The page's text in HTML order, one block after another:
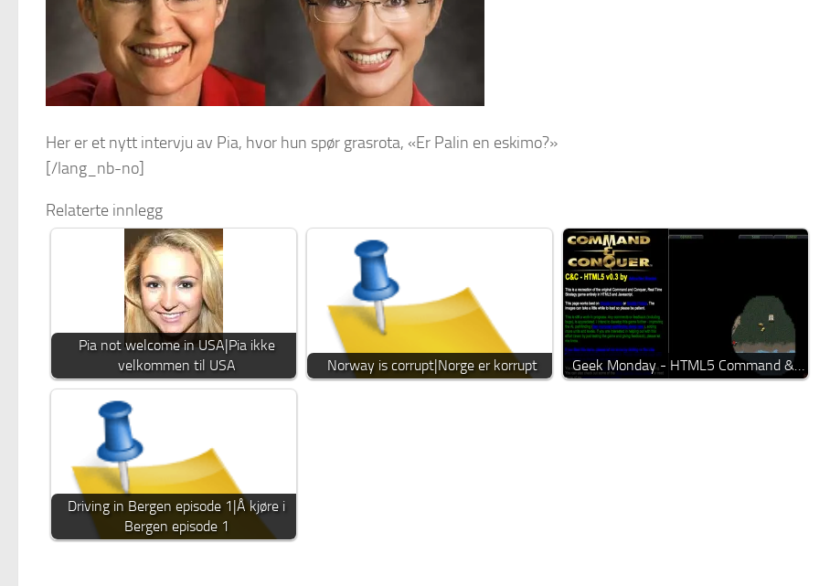
Her er et nytt intervju av Pia, hvor hun spør grasrota, «Er Palin en eskimo?»
[/lang_nb-no]
Relaterte innlegg
Pia not welcome in USA|Pia ikke
velkommen til USA
Norway is corrupt|Norge er korrupt Geek Monday - HTML5 Command &…
Driving in Bergen episode 1|Å kjøre i
Bergen episode 1